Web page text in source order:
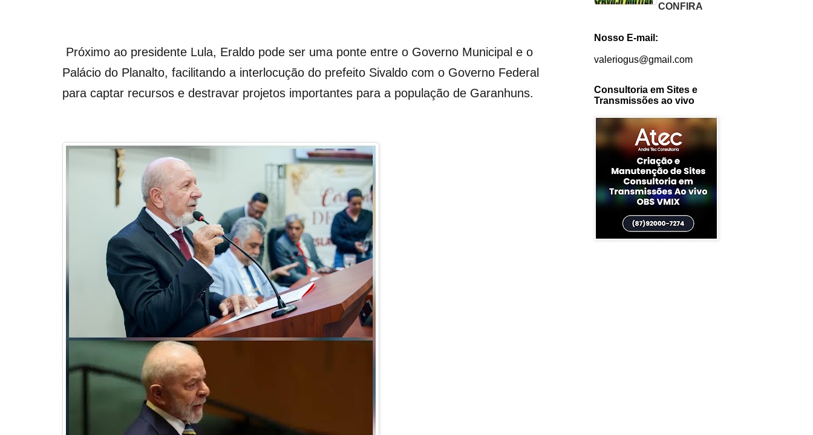
Próximo ao presidente Lula, Eraldo pode ser uma ponte entre o Governo Municipal e o
Palácio do Planalto, facilitando a interlocução do prefeito Sivaldo com o Governo Federal
para captar recursos e destravar projetos importantes para a população de Garanhuns.
CONFIRA
Nosso E-mail:
valeriogus@gmail.com
Consultoria em Sites e
Transmissões ao vivo